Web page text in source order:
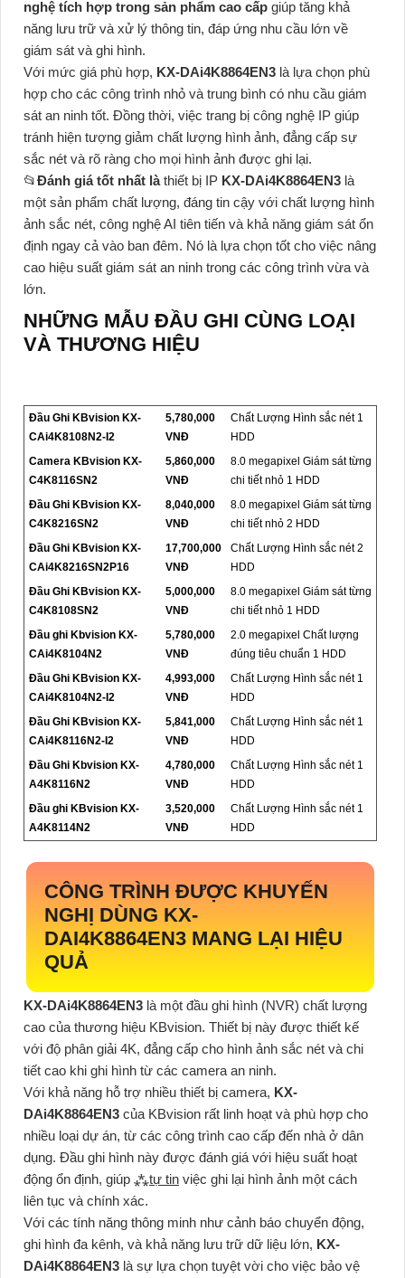
nghệ tích hợp trong sản phẩm cao cấp giúp tăng khả
năng lưu trữ và xử lý thông tin, đáp ứng nhu cầu lớn về
giám sát và ghi hình.
Với mức giá phù hợp, KX-DAi4K8864EN3 là lựa chọn phù
hợp cho các công trình nhỏ và trung bình có nhu cầu giám
sát an ninh tốt. Đồng thời, việc trang bị công nghệ IP giúp
tránh hiện tượng giảm chất lượng hình ảnh, đẳng cấp sự
sắc nét và rõ ràng cho mọi hình ảnh được ghi lại.
📂Đánh giá tốt nhất làthiết bị IP KX-DAi4K8864EN3 là
một sản phẩm chất lượng, đáng tin cậy với chất lượng hình
ảnh sắc nét, công nghệ AI tiên tiến và khả năng giám sát ổn
định ngay cả vào ban đêm. Nó là lựa chọn tốt cho việc nâng
cao hiệu suất giám sát an ninh trong các công trình vừa và
lớn.
NHỮNG MẪU ĐẦU GHI CÙNG LOẠI
VÀ THƯƠNG HIỆU
Đầu Ghi KBvision KX-
CAi4K8108N2-I2
5,780,000
VNĐ
Chất Lượng Hình sắc nét 1
HDD
Camera KBvision KX-
C4K8116SN2
5,860,000
VNĐ
8.0 megapixel Giám sát từng
chi tiết nhỏ 1 HDD
Đầu Ghi KBvision KX-
C4K8216SN2
8,040,000
VNĐ
8.0 megapixel Giám sát từng
chi tiết nhỏ 2 HDD
Đầu Ghi KBvision KX-
CAi4K8216SN2P16
17,700,000
VNĐ
Chất Lượng Hình sắc nét 2
HDD
Đầu Ghi KBvision KX-
C4K8108SN2
5,000,000
VNĐ
8.0 megapixel Giám sát từng
chi tiết nhỏ 1 HDD
Đầu ghi Kbvision KX-
CAi4K8104N2
5,780,000
VNĐ
2.0 megapixel Chất lượng
đúng tiêu chuẩn 1 HDD
Đầu Ghi KBvision KX-
CAi4K8104N2-I2
4,993,000
VNĐ
Chất Lượng Hình sắc nét 1
HDD
Đầu Ghi KBvision KX-
CAi4K8116N2-I2
5,841,000
VNĐ
Chất Lượng Hình sắc nét 1
HDD
Đầu Ghi Kbvision KX-
A4K8116N2
4,780,000
VNĐ
Chất Lượng Hình sắc nét 1
HDD
Đầu ghi KBvision KX-
A4K8114N2
3,520,000
VNĐ
Chất Lượng Hình sắc nét 1
HDD
CÔNG TRÌNH ĐƯỢC KHUYẾN
NGHỊ DÙNG KX-
DAI4K8864EN3 MANG LẠI HIỆU
QUẢ
KX-DAi4K8864EN3 là một đầu ghi hình (NVR) chất lượng
cao của thương hiệu KBvision. Thiết bị này được thiết kế
với độ phân giải 4K, đẳng cấp cho hình ảnh sắc nét và chi
tiết cao khi ghi hình từ các camera an ninh.
Với khả năng hỗ trợ nhiều thiết bị camera, KX-
DAi4K8864EN3 của KBvision rất linh hoạt và phù hợp cho
nhiều loại dự án, từ các công trình cao cấp đến nhà ở dân
dụng. Đầu ghi hình này được đánh giá với hiệu suất hoạt
động ổn định, giúp ⁂tự tin việc ghi lại hình ảnh một cách
liên tục và chính xác.
Với các tính năng thông minh như cảnh báo chuyển động,
ghi hình đa kênh, và khả năng lưu trữ dữ liệu lớn, KX-
DAi4K8864EN3 là sự lựa chọn tuyệt vời cho việc bảo vệ